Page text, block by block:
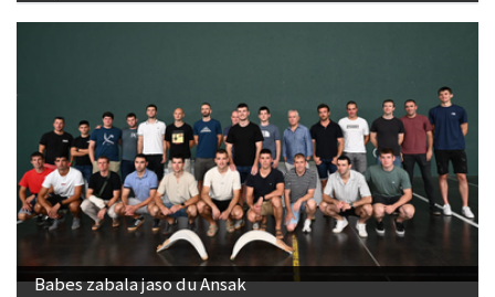
Babes zabala jaso du Ansak